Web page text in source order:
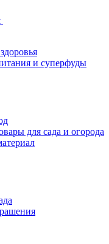
и суперфуды
для сада и огорода